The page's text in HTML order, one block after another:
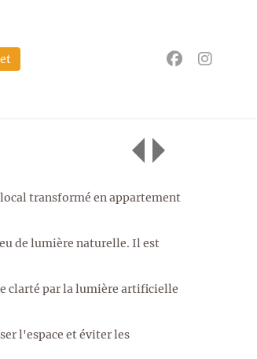
transformé en appartement
de lumière naturelle. Il est
clarté par la lumière artificielle
l'espace et éviter les